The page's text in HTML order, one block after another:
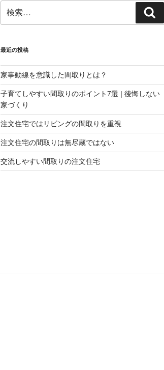
索:
索
最近の投稿
家事動線を意識した間取りとは？
子育てしやすい間取りのポイント7選 | 後悔しない
家づくり
注文住宅ではリビングの間取りを重視
注文住宅の間取りは無尽蔵ではない
交流しやすい間取りの注文住宅